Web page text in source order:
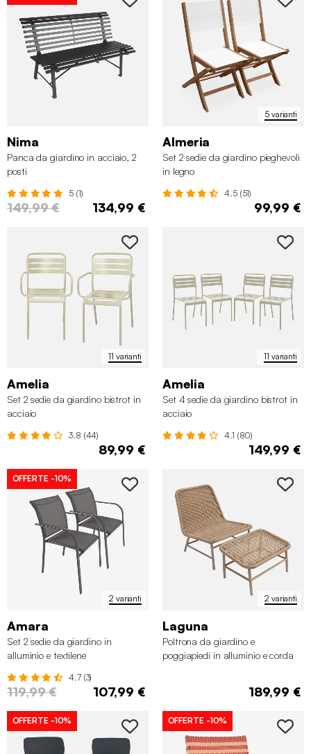
Nima
Panca da giardino in acciaio, 2
posti
5 (1)
149,99 € 134,99 €
5 varianti
Almeria
Set 2 sedie da giardino pieghevoli
in legno
4.5 (51)
99,99 €
11 varianti
Amelia
Set 2 sedie da giardino bistrot in
acciaio
3.8 (44)
89,99 €
11 varianti
Amelia
Set 4 sedie da giardino bistrot in
acciaio
4.1 (80)
149,99 €
2 varianti
OFFERTE -10%
Amara
Set 2 sedie da giardino in
alluminio e textilene
4.7 (3)
119,99 € 107,99 €
2 varianti
Laguna
Poltrona da giardino e
poggiapiedi in alluminio e corda
189,99 €
OFFERTE -10% OFFERTE -10%